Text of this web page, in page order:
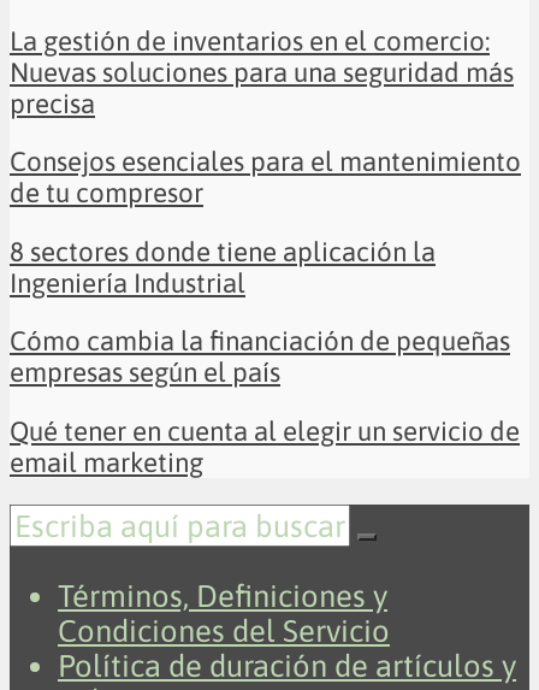
La gestión de inventarios en el comercio:
Nuevas soluciones para una seguridad más
precisa
Consejos esenciales para el mantenimiento
de tu compresor
8 sectores donde tiene aplicación la
Ingeniería Industrial
Cómo cambia la financiación de pequeñas
empresas según el país
Qué tener en cuenta al elegir un servicio de
email marketing
Términos, Definiciones y
Condiciones del Servicio
Política de duración de artículos y